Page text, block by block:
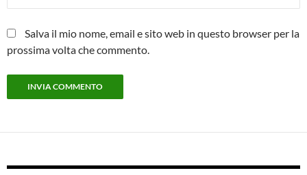
Salva il mio nome, email e sito web in questo browser per la
prossima volta che commento.